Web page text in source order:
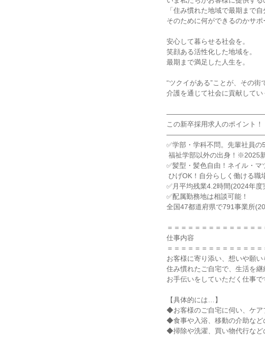
「住み慣れた地域で最期まで自
そのために何ができるのかサポ
安心して暮らせる社会を。
笑顔ある活性化した地域を。
最期まで満足した人生を。
“ツクイがある”ことが、その街
介護を通じて社会に貢献してい
この新卒採用求人のポイント！
✅学部・学科不問。先輩社員の
✅髪型・髪色自由！ネイル・マ
✅月平均残業4.2時間(2024年度
✅配属勤務地は相談可能！
全国47都道府県で791事業所
＝＝＝＝＝＝＝＝＝＝＝＝＝＝
仕事内容
＝＝＝＝＝＝＝＝＝＝＝＝＝＝
お客様に寄り添い、想いや願
住み慣れたご自宅で、生活を
お手伝いをしていただく仕事で
【具体的には…】
◆お客様のご自宅に伺い、ケア
◆食事や入浴、移動の介助など
◆掃除や洗濯、買い物代行など